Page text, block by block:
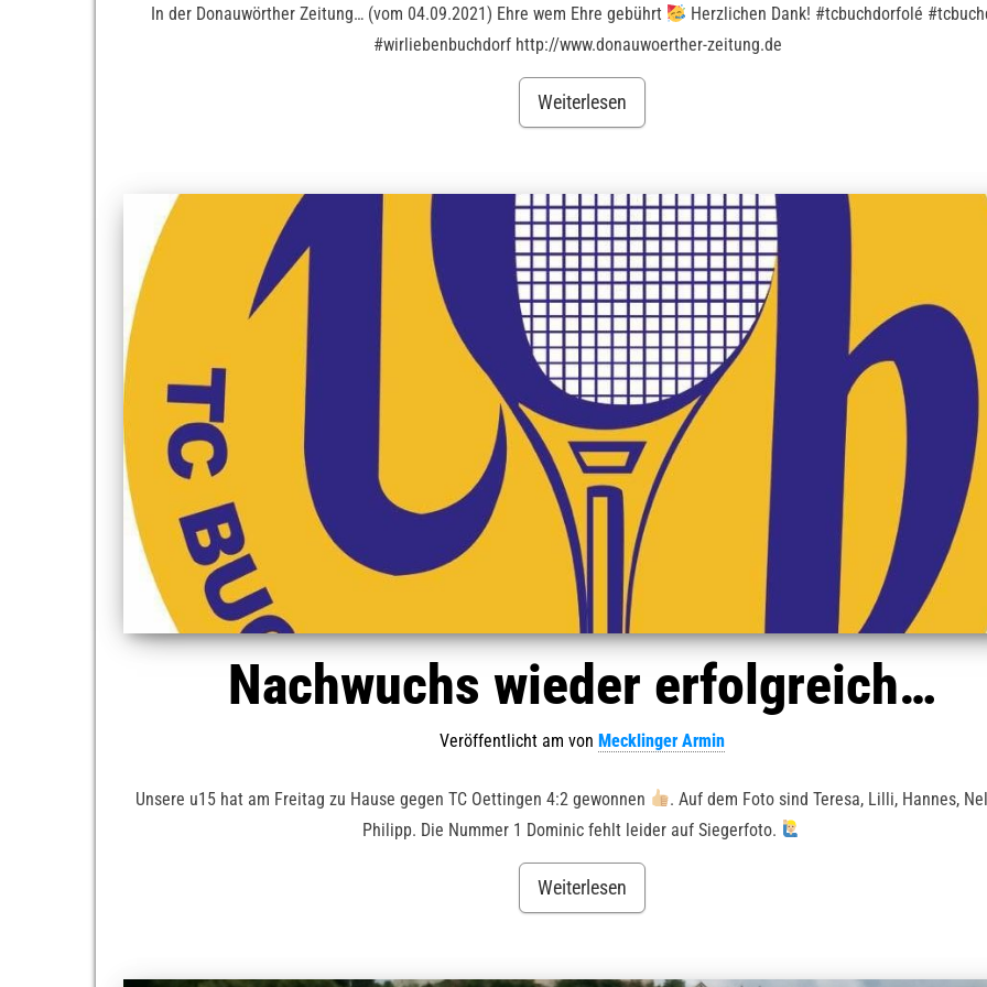
In der Donauwörther Zeitung… (vom 04.09.2021) Ehre wem Ehre gebührt
Herzlichen Dank! #tcbuchdorfolé
#wirliebenbuchdorf http://www.donauwoerther-zeitung.de
Weiterlesen
Nachwuchs wieder erfolgreich…
Veröffentlicht am von Mecklinger Armin
Unsere u15 hat am Freitag zu Hause gegen TC Oettingen 4:2 gewonnen
. Auf dem Foto sind Teresa, Lilli, Hannes,
Philipp. Die Nummer 1 Dominic fehlt leider auf Siegerfoto.
Weiterlesen